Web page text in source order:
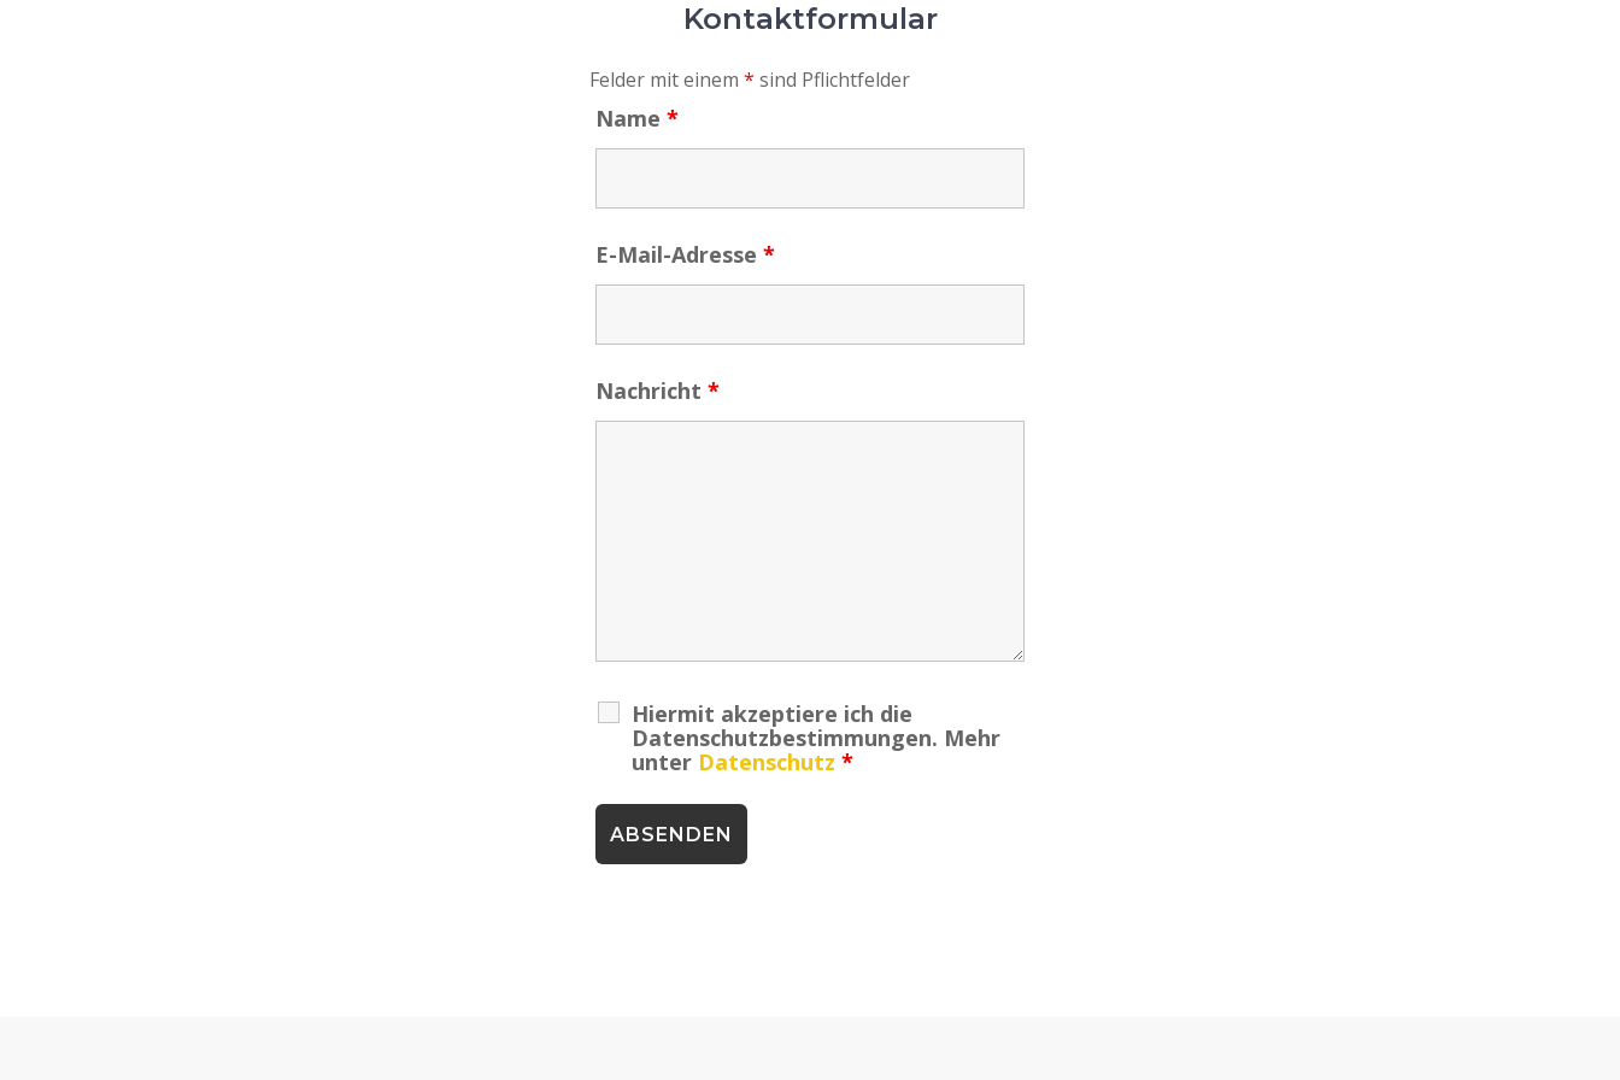
Kontaktformular
Felder mit einem* sind Pflichtfelder
Name*
E-Mail-Adresse*
Nachricht*
Hiermit akzeptiere ich die
Datenschutzbestimmungen. Mehr
unter Datenschutz *